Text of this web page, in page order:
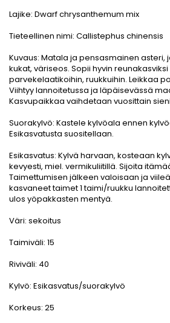
Lajike: Dwarf chrysanthemum mix
Tieteellinen nimi: Callistephus chinensis
Kuvaus: Matala ja pensasmainen asteri,
kukat, väriseos. Sopii hyvin
parvekelaatikoihin, ruukkuihin. Leikkaa
Viihtyy lannoitetussa ja läpäisevässä
Kasvupaikkaa vaihdetaan vuosittain
Suorakylvö: Kastele kylvöala ennen
Esikasvatusta suositellaan.
Esikasvatus: Kylvä harvaan, kosteaan
kevyesti, miel. vermikuliitillä. Sijoita
Taimettumisen jälkeen valoisaan ja
kasvaneet taimet 1 taimi/ruukku
ulos yöpakkasten mentyä.
Väri: sekoitus
Taimiväli: 15
Riviväli: 40
Kylvö: Esikasvatus/suorakylvö
Korkeus: 25